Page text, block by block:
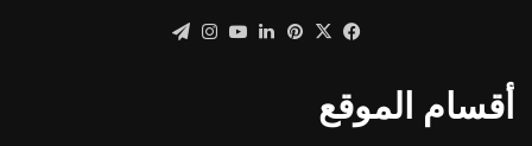
فيسبوك
‫X بينتيريست
لينكدإن‫YouTube
انستقرام
أقسام الموقع